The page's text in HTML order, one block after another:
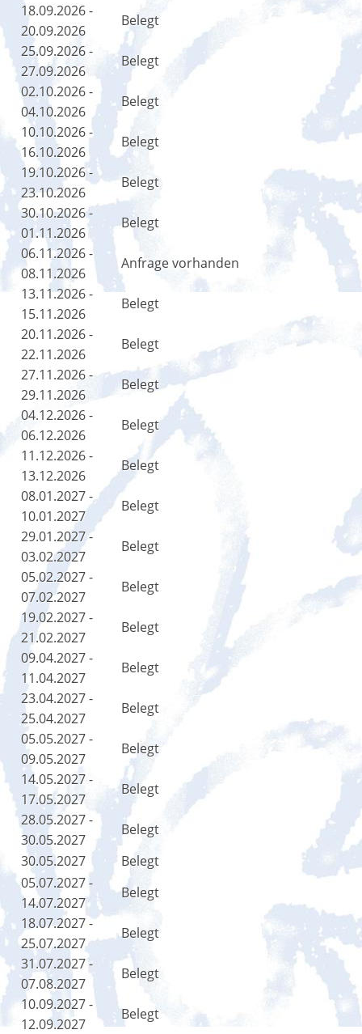
18.09.2026 -
20.09.2026
Belegt
25.09.2026 -
27.09.2026
Belegt
02.10.2026 -
04.10.2026
Belegt
10.10.2026 -
16.10.2026
Belegt
19.10.2026 -
23.10.2026
Belegt
30.10.2026 -
01.11.2026
Belegt
06.11.2026 -
08.11.2026
Anfrage vorhanden
13.11.2026 -
15.11.2026
Belegt
20.11.2026 -
22.11.2026
Belegt
27.11.2026 -
29.11.2026
Belegt
04.12.2026 -
06.12.2026
Belegt
11.12.2026 -
13.12.2026
Belegt
08.01.2027 -
10.01.2027
Belegt
29.01.2027 -
03.02.2027
Belegt
05.02.2027 -
07.02.2027
Belegt
19.02.2027 -
21.02.2027
Belegt
09.04.2027 -
11.04.2027
Belegt
23.04.2027 -
25.04.2027
Belegt
05.05.2027 -
09.05.2027
Belegt
14.05.2027 -
17.05.2027
Belegt
28.05.2027 -
30.05.2027
Belegt
30.05.2027
Belegt
05.07.2027 -
14.07.2027
Belegt
18.07.2027 -
25.07.2027
Belegt
31.07.2027 -
07.08.2027
Belegt
10.09.2027 -
12.09.2027
Belegt